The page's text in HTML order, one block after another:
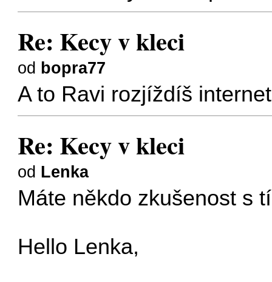
Re: Kecy v kleci
od bopra77
A to Ravi rozjíždíš
Re: Kecy v kleci
od Lenka
Máte někdo zkušenost s
Hello Lenka,